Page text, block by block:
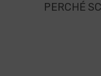
PERCHÉ